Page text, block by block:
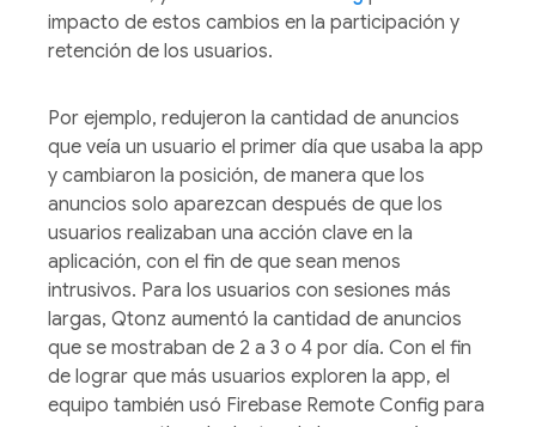
impacto de estos cambios en la participación y
retención de los usuarios.
Por ejemplo, redujeron la cantidad de anuncios
que veía un usuario el primer día que usaba la app
y cambiaron la posición, de manera que los
anuncios solo aparezcan después de que los
usuarios realizaban una acción clave en la
aplicación, con el fin de que sean menos
intrusivos. Para los usuarios con sesiones más
largas, Qtonz aumentó la cantidad de anuncios
que se mostraban de 2 a 3 o 4 por día. Con el fin
de lograr que más usuarios exploren la app, el
equipo también usó Firebase Remote Config para